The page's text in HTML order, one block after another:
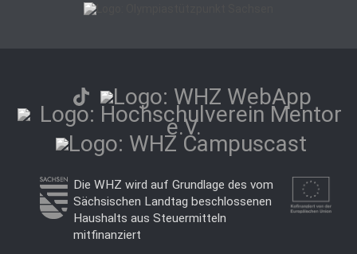
Die WHZ wird auf Grundlage des vom
Sächsischen Landtag beschlossenen
Haushalts aus Steuermitteln
mitfinanziert